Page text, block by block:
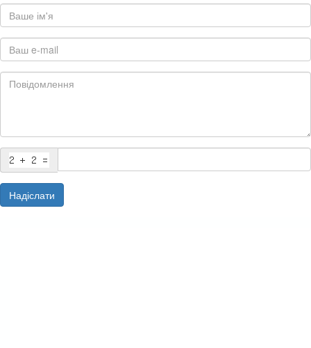
Надіслати